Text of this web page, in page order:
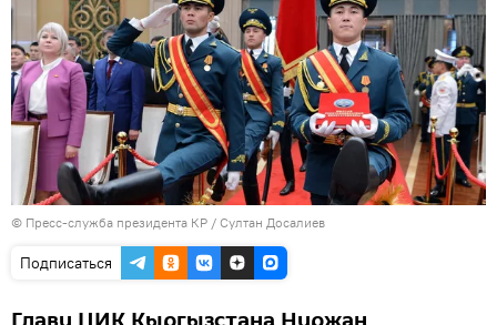
© Пресс-служба президента КР / Султан Досалиев
Подписаться